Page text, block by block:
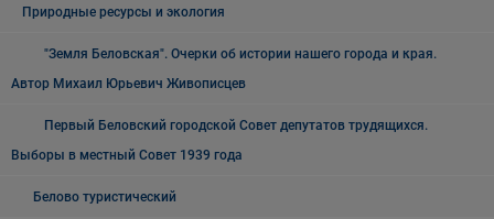
Природные ресурсы и экология
"Земля Беловская". Очерки об истории нашего города и края.
Автор Михаил Юрьевич Живописцев
Первый Беловский городской Совет депутатов трудящихся.
Выборы в местный Совет 1939 года
Белово туристический